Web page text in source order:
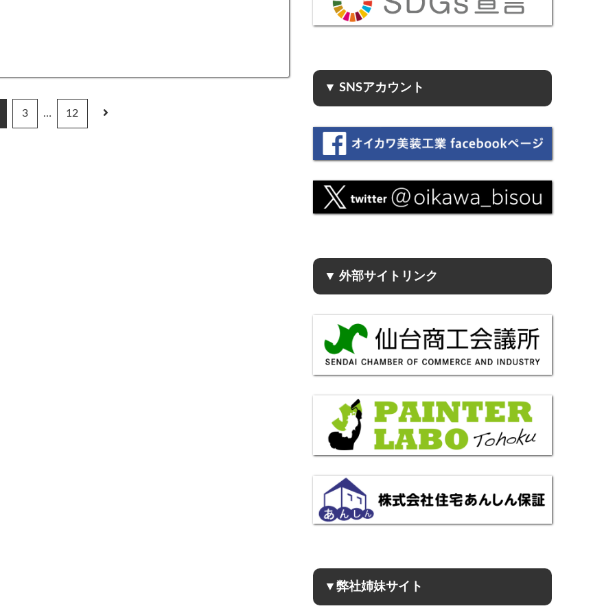
3 … 12
▼ SNSアカウント
▼ 外部サイトリンク
▼弊社姉妹サイト